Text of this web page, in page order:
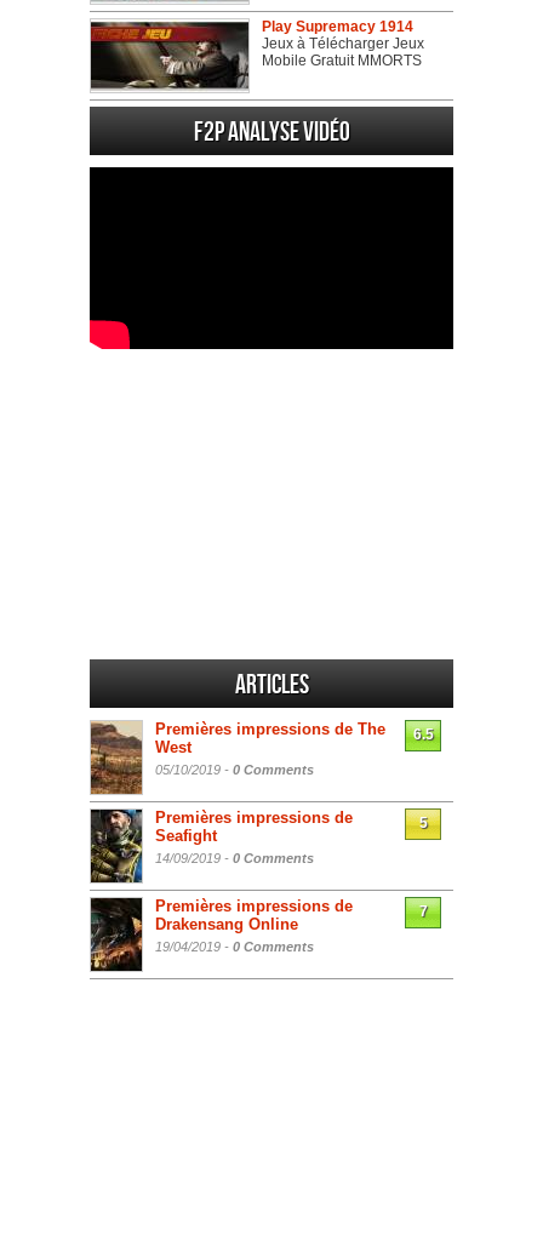
Play Supremacy 1914
Jeux à Télécharger Jeux
Mobile Gratuit MMORTS
F2P Analyse vidéo
Articles
Premières impressions de The
West
05/10/2019 - 0 Comments
6.5
Premières impressions de
Seafight
14/09/2019 - 0 Comments
5
Premières impressions de
Drakensang Online
19/04/2019 - 0 Comments
7